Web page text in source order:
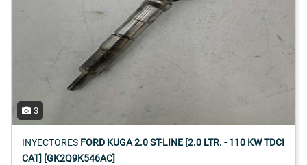
3
INYECTORES FORD KUGA 2.0 ST-LINE [2.0 LTR. - 110 KW TDCI
CAT] [GK2Q9K546AC]